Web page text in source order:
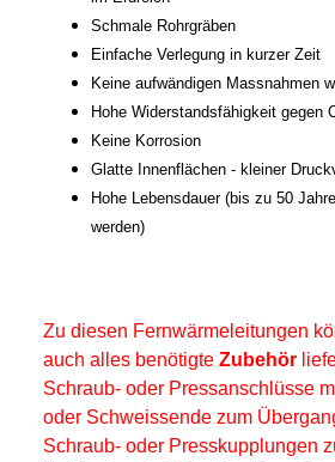
Schmale Rohrgräben
Einfache Verlegung in kurzer Zeit
Keine aufwändigen Massnahmen
Hohe Widerstandsfähigkeit gegen
Keine Korrosion
Glatte Innenflächen - kleiner
Hohe Lebensdauer (bis zu 50
werden)
Zu diesen Fernwärmeleitungen
auch alles benötigte Zubehör
Schraub- oder Pressanschlüsse
oder Schweissende zum
Schraub- oder Presskupplungen